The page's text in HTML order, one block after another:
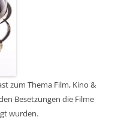
zum Thema Film, Kino &
Besetzungen die Filme
wurden.